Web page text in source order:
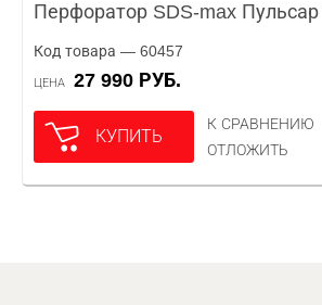
Перфоратор SDS-max
Код товара — 60457
ЦЕНА 27 990 РУБ.
КУПИТЬ
К СРАВНЕНИЮ
ОТЛОЖИТЬ